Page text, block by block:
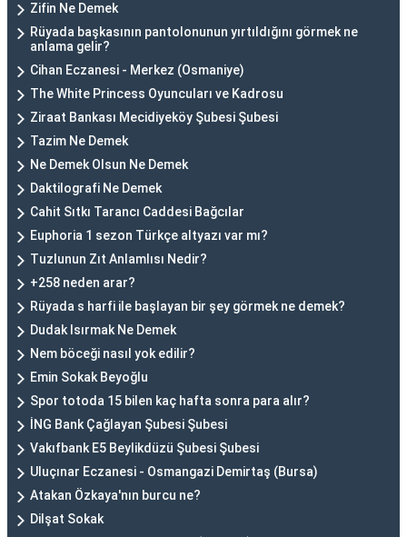
Zifin Ne Demek
Rüyada başkasının pantolonunun yırtıldığını görmek ne
anlama gelir?
Cihan Eczanesi - Merkez (Osmaniye)
The White Princess Oyuncuları ve Kadrosu
Ziraat Bankası Mecidiyeköy Şubesi Şubesi
Tazim Ne Demek
Ne Demek Olsun Ne Demek
Daktilografi Ne Demek
Cahit Sıtkı Tarancı Caddesi Bağcılar
Euphoria 1 sezon Türkçe altyazı var mı?
Tuzlunun Zıt Anlamlısı Nedir?
+258 neden arar?
Rüyada s harfi ile başlayan bir şey görmek ne demek?
Dudak Isırmak Ne Demek
Nem böceği nasıl yok edilir?
Emin Sokak Beyoğlu
Spor totoda 15 bilen kaç hafta sonra para alır?
İNG Bank Çağlayan Şubesi Şubesi
Vakıfbank E5 Beylikdüzü Şubesi Şubesi
Uluçınar Eczanesi - Osmangazi Demirtaş (Bursa)
Atakan Özkaya'nın burcu ne?
Dilşat Sokak